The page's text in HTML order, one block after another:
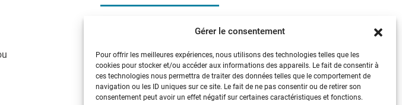
Gérer le consentement
Pour offrir les meilleures expériences, nous utilisons des technologies telles que les
cookies pour stocker et/ou accéder aux informations des appareils. Le fait de consentir à
ces technologies nous permettra de traiter des données telles que le comportement de
navigation ou les ID uniques sur ce site. Le fait de ne pas consentir ou de retirer son
consentement peut avoir un effet négatif sur certaines caractéristiques et fonctions.
Industries cosmétiques
Métiers concernés :
responsable R&D,
chargé de projets, chargé affaires
réglementaires, chargé des études
cliniques, chef de produit, responsable de